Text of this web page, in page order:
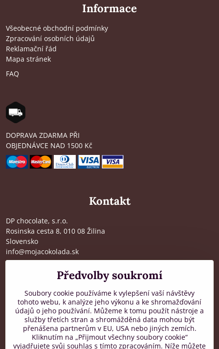
Informace
Všeobecné obchodní podmínky
Zpracování osobních údajů
Reklamační řád
Mapa stránek
FAQ
DOPRAVA ZDARMA PŘI
OBJEDNÁVCE NAD 1500 Kč
Kontakt
DP chocolate, s.r.o.
Rosinska cesta 8, 010 08 Žilina
Slovensko
info@mojacokolada.sk
Kde nás najdete
Zákaznická podpora
od 8:00 do 16:00, PO-PÁ
Předvolby soukromí
Soubory cookie používáme k vylepšení vaší návštěvy
tohoto webu, k analýze jeho výkonu a ke shromažďování
údajů o jeho používání. Můžeme k tomu použít nástroje a
služby třetích stran a shromážděná data mohou být
přenášena partnerům v EU, USA nebo jiných zemích.
Kliknutím na „Přijmout všechny soubory cookie“
vyjadřujete svůj souhlas s tímto zpracováním. Níže můžete